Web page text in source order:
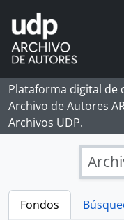
Skip to main content
Plataforma digital de
Archivo de Autores
Archivos UDP.
Fondos